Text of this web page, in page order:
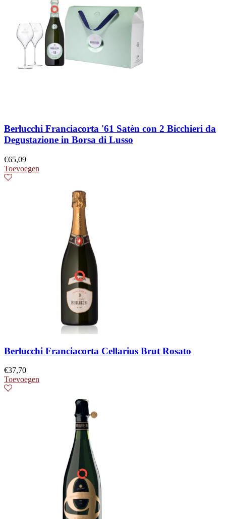
Berlucchi Franciacorta '61 Satèn con 2 Bicchieri da
Degustazione in Borsa di Lusso
€65,09
Toevoegen
Berlucchi Franciacorta Cellarius Brut Rosato
€37,70
Toevoegen